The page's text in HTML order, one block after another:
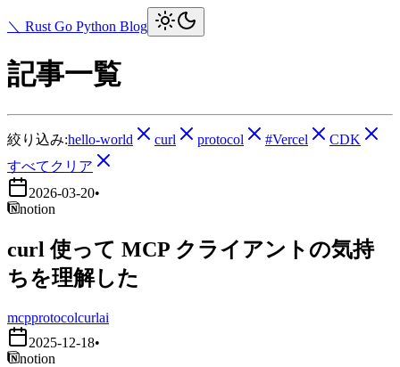
＼ Rust Go Python Blog
記事一覧
絞り込み:hello-world curl protocol #Vercel
CDK
すべてクリア
2026-03-20•
notion
curl 使って MCP クライアントの気持
ちを理解した
mcpprotocolcurlai
2025-12-18•
notion